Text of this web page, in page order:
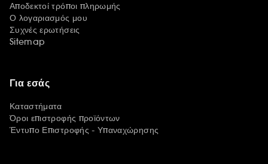
Αποδεκτοί τρόποι πληρωμής
Ο λογαριασμός μου
Συχνές ερωτήσεις
Sitemap
Για εσάς
Καταστήματα
Όροι επιστροφής προϊόντων
Έντυπο Επιστροφής - Υπαναχώρησης